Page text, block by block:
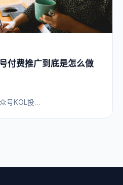
付费推广到底是怎么做
号KOL投…